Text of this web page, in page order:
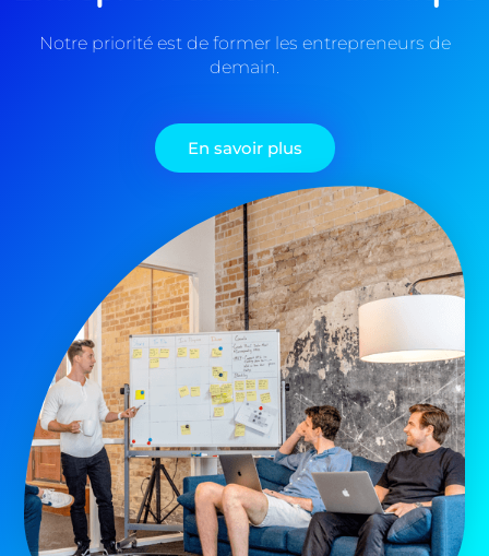
Notre priorité est de former les entrepreneurs de
demain.
En savoir plus